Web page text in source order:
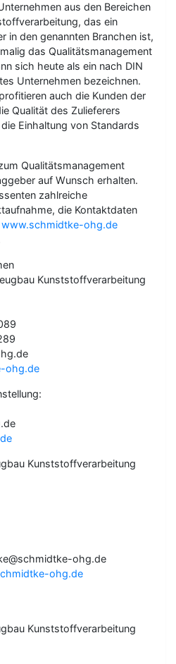
aus den Bereichen
das ein
in den genannten Branchen ist,
das Qualitätsmanagement
sich heute als ein nach DIN
Unternehmen bezeichnen.
auch die Kunden der
Qualität des Zulieferers
Einhaltung von Standards
Qualitätsmanagement
auf Wunsch erhalten.
zahlreiche
die Kontaktdaten
www.schmidtke-ohg.de
Kunststoffverarbeitung
ohg.de
Kunststoffverarbeitung
ohg.de
ohg.de
Kunststoffverarbeitung